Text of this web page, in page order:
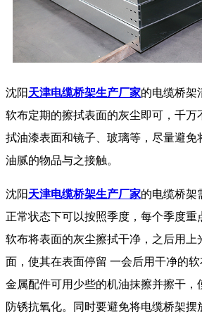
沈阳天津电缆桥架生产厂家的电缆桥架
软布定期的擦拭表面的灰尘即可，千万
拭油漆表面和镜子、玻璃等，尽量避免
油腻的物品与之接触。
沈阳天津电缆桥架生产厂家的电缆桥架
正常状态下可以按照季度，每个季度重
软布将表面的灰尘擦拭干净，之后用上
面，使其在表面停留 一会后用干净的
金属配件可用少些的机油抹擦并擦干，
防锈抗氧化。同时要避免将电缆桥架摆